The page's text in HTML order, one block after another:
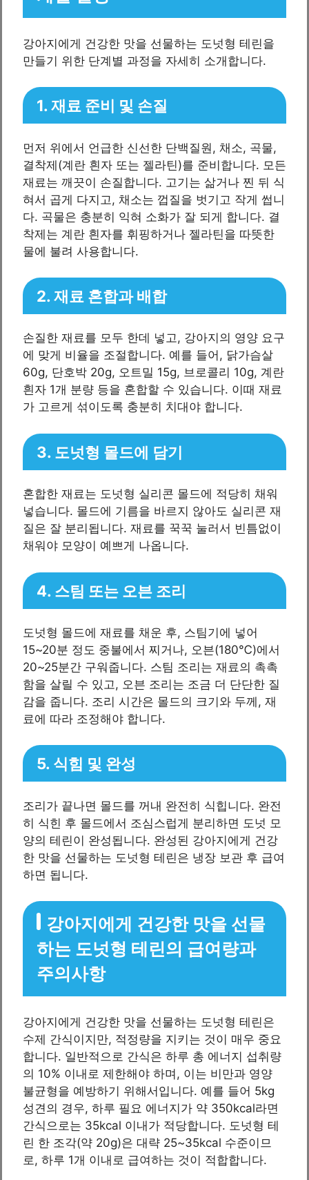
강아지에게 건강한 맛을 선물하는 도넛형 테린을
만들기 위한 단계별 과정을 자세히 소개합니다.
1. 재료 준비 및 손질
먼저 위에서 언급한 신선한 단백질원, 채소, 곡물,
결착제(계란 흰자 또는 젤라틴)를 준비합니다. 모든
재료는 깨끗이 손질합니다. 고기는 삶거나 찐 뒤 식
혀서 곱게 다지고, 채소는 껍질을 벗기고 작게 썹니
다. 곡물은 충분히 익혀 소화가 잘 되게 합니다. 결
착제는 계란 흰자를 휘핑하거나 젤라틴을 따뜻한
물에 불려 사용합니다.
2. 재료 혼합과 배합
손질한 재료를 모두 한데 넣고, 강아지의 영양 요구
에 맞게 비율을 조절합니다. 예를 들어, 닭가슴살
60g, 단호박 20g, 오트밀 15g, 브로콜리 10g, 계란
흰자 1개 분량 등을 혼합할 수 있습니다. 이때 재료
가 고르게 섞이도록 충분히 치대야 합니다.
3. 도넛형 몰드에 담기
혼합한 재료는 도넛형 실리콘 몰드에 적당히 채워
넣습니다. 몰드에 기름을 바르지 않아도 실리콘 재
질은 잘 분리됩니다. 재료를 꾹꾹 눌러서 빈틈없이
채워야 모양이 예쁘게 나옵니다.
4. 스팀 또는 오븐 조리
도넛형 몰드에 재료를 채운 후, 스팀기에 넣어
15~20분 정도 중불에서 찌거나, 오븐(180℃)에서
20~25분간 구워줍니다. 스팀 조리는 재료의 촉촉
함을 살릴 수 있고, 오븐 조리는 조금 더 단단한 질
감을 줍니다. 조리 시간은 몰드의 크기와 두께, 재
료에 따라 조정해야 합니다.
5. 식힘 및 완성
조리가 끝나면 몰드를 꺼내 완전히 식힙니다. 완전
히 식힌 후 몰드에서 조심스럽게 분리하면 도넛 모
양의 테린이 완성됩니다. 완성된 강아지에게 건강
한 맛을 선물하는 도넛형 테린은 냉장 보관 후 급여
하면 됩니다.
강아지에게 건강한 맛을 선물
하는 도넛형 테린의 급여량과
주의사항
강아지에게 건강한 맛을 선물하는 도넛형 테린은
수제 간식이지만, 적정량을 지키는 것이 매우 중요
합니다. 일반적으로 간식은 하루 총 에너지 섭취량
의 10% 이내로 제한해야 하며, 이는 비만과 영양
불균형을 예방하기 위해서입니다. 예를 들어 5kg
성견의 경우, 하루 필요 에너지가 약 350kcal라면
간식으로는 35kcal 이내가 적당합니다. 도넛형 테
린 한 조각(약 20g)은 대략 25~35kcal 수준이므
로, 하루 1개 이내로 급여하는 것이 적합합니다.